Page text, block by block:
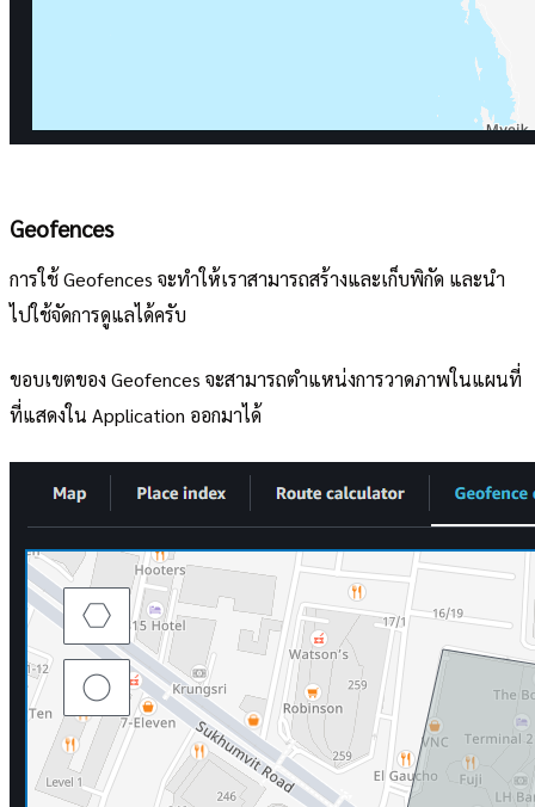
Geofences
การใช้ Geofences จะทำให้เราสามารถสร้างและเก็บพิกัด และนำ
ไปใช้จัดการดูแลได้ครับ
ขอบเขตของ Geofences จะสามารถตำแหน่งการวาดภาพในแผนที่
ที่แสดงใน Application ออกมาได้